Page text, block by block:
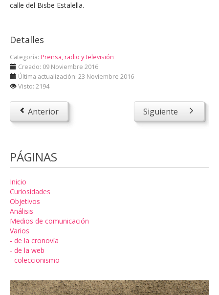
calle del Bisbe Estalella.
Detalles
Categoría: Prensa, radio y televisión
Creado: 09 Noviembre 2016
Última actualización: 23 Noviembre 2016
Visto: 2194
Anterior Siguiente
PÁGINAS
Inicio
Curiosidades
Objetivos
Análisis
Medios de comunicación
Varios
- de la cronovía
- de la web
- coleccionismo